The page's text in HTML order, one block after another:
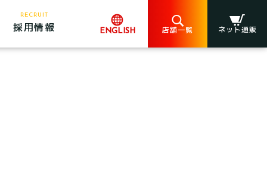
RECRUIT
採用情報 ENGLISH 店舗一覧 ネット通販